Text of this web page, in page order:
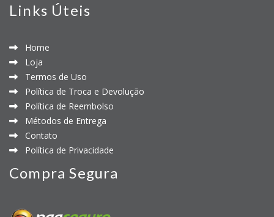
Links Úteis
Home
Loja
Termos de Uso
Política de Troca e Devolução
Política de Reembolso
Métodos de Entrega
Contato
Política de Privacidade
Compra Segura